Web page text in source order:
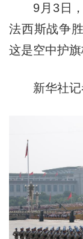
9月3日，
法西斯战争
这是空中护旗
新华社记